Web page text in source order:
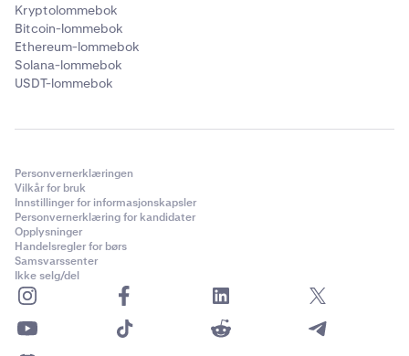
Kryptolommebok
Bitcoin-lommebok
Ethereum-lommebok
Solana-lommebok
USDT-lommebok
Personvernerklæringen
Vilkår for bruk
Innstillinger for informasjonskapsler
Personvernerklæring for kandidater
Opplysninger
Handelsregler for børs
Samsvarssenter
Ikke selg/del